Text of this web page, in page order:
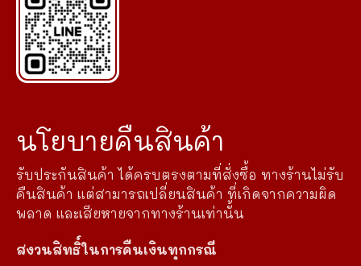
นโยบายคืนสินค้า
รับประกันสินค้า ได้ครบตรงตามที่สั่งซื้อ ทางร้านไม่รับ
คืนสินค้า แต่สามารถเปลี่ยนสินค้า ที่เกิดจากความผิด
พลาด และเสียหายจากทางร้านเท่านั้น
สงวนสิทธิ์ในการคืนเงินทุกกรณี